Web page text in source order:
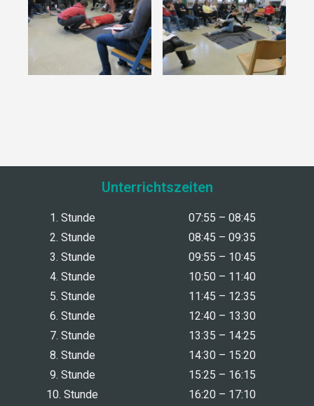
Unterrichtszeiten
1. Stunde
07:55 – 08:45
2. Stunde
08:45 – 09:35
3. Stunde
09:55 – 10:45
4. Stunde
10:50 – 11:40
5. Stunde
11:45 – 12:35
6. Stunde
12:40 – 13:30
7. Stunde
13:35 – 14:25
8. Stunde
14:30 – 15:20
9. Stunde
15:25 – 16:15
10. Stunde
16:20 – 17:10